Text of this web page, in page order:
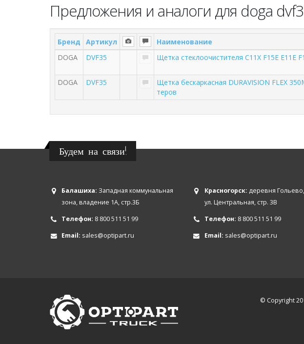
Предложения и аналоги для doga
Бренд Артикул Наименование
DOGA
DVF35 Щетка стеклоочистителя C11X F15E E11E
DOGA DVF35
Щетка бескаркасная DURAVISION FLEX
теров
Будем на связи!
Балашиха: Западная коммунальная
зона, владение 1А, стр.3Б
Телефон: 8 800 511 51 99
Email: sales@optipart.ru
Красногорск: деревня Гольево,
ул. Центральная, стр. 3В
Телефон: 8 800 511 51 99
Email: sales@optipart.ru
© Copyright